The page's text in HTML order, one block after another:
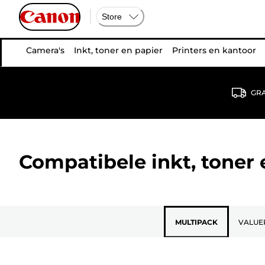
Store
Camera's Inkt, toner en papier Printers en kantoor
Compatibele inkt, toner
MULTIPACK